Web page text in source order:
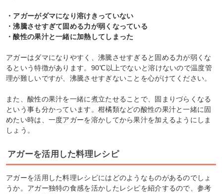
・アガーがダマになり溶けきっていない
・沸騰させすぎて固める力が弱くなっている
・酸性の果汁と一緒に加熱してしまった
アガーはダマになりやすく、沸騰させすぎると固める力が弱くな
るという特徴があります。90℃以上でないと溶けないので温度管
理が難しいですが、沸騰させすぎないことを心がけてください。
また、酸性の果汁を一緒に煮立たせることで、固まりづらくなる
という事も分かっています。柑橘類などの酸性の果汁と一緒に固
めたい時は、一度アガーを溶かしてから果汁を加えるようにしま
しょう。
アガーを活用した料理レシピ
アガーを活用した料理レシピにはどのようなものがあるのでしょ
うか。アガー独特の食感を活かしたレシピを紹介するので、参考